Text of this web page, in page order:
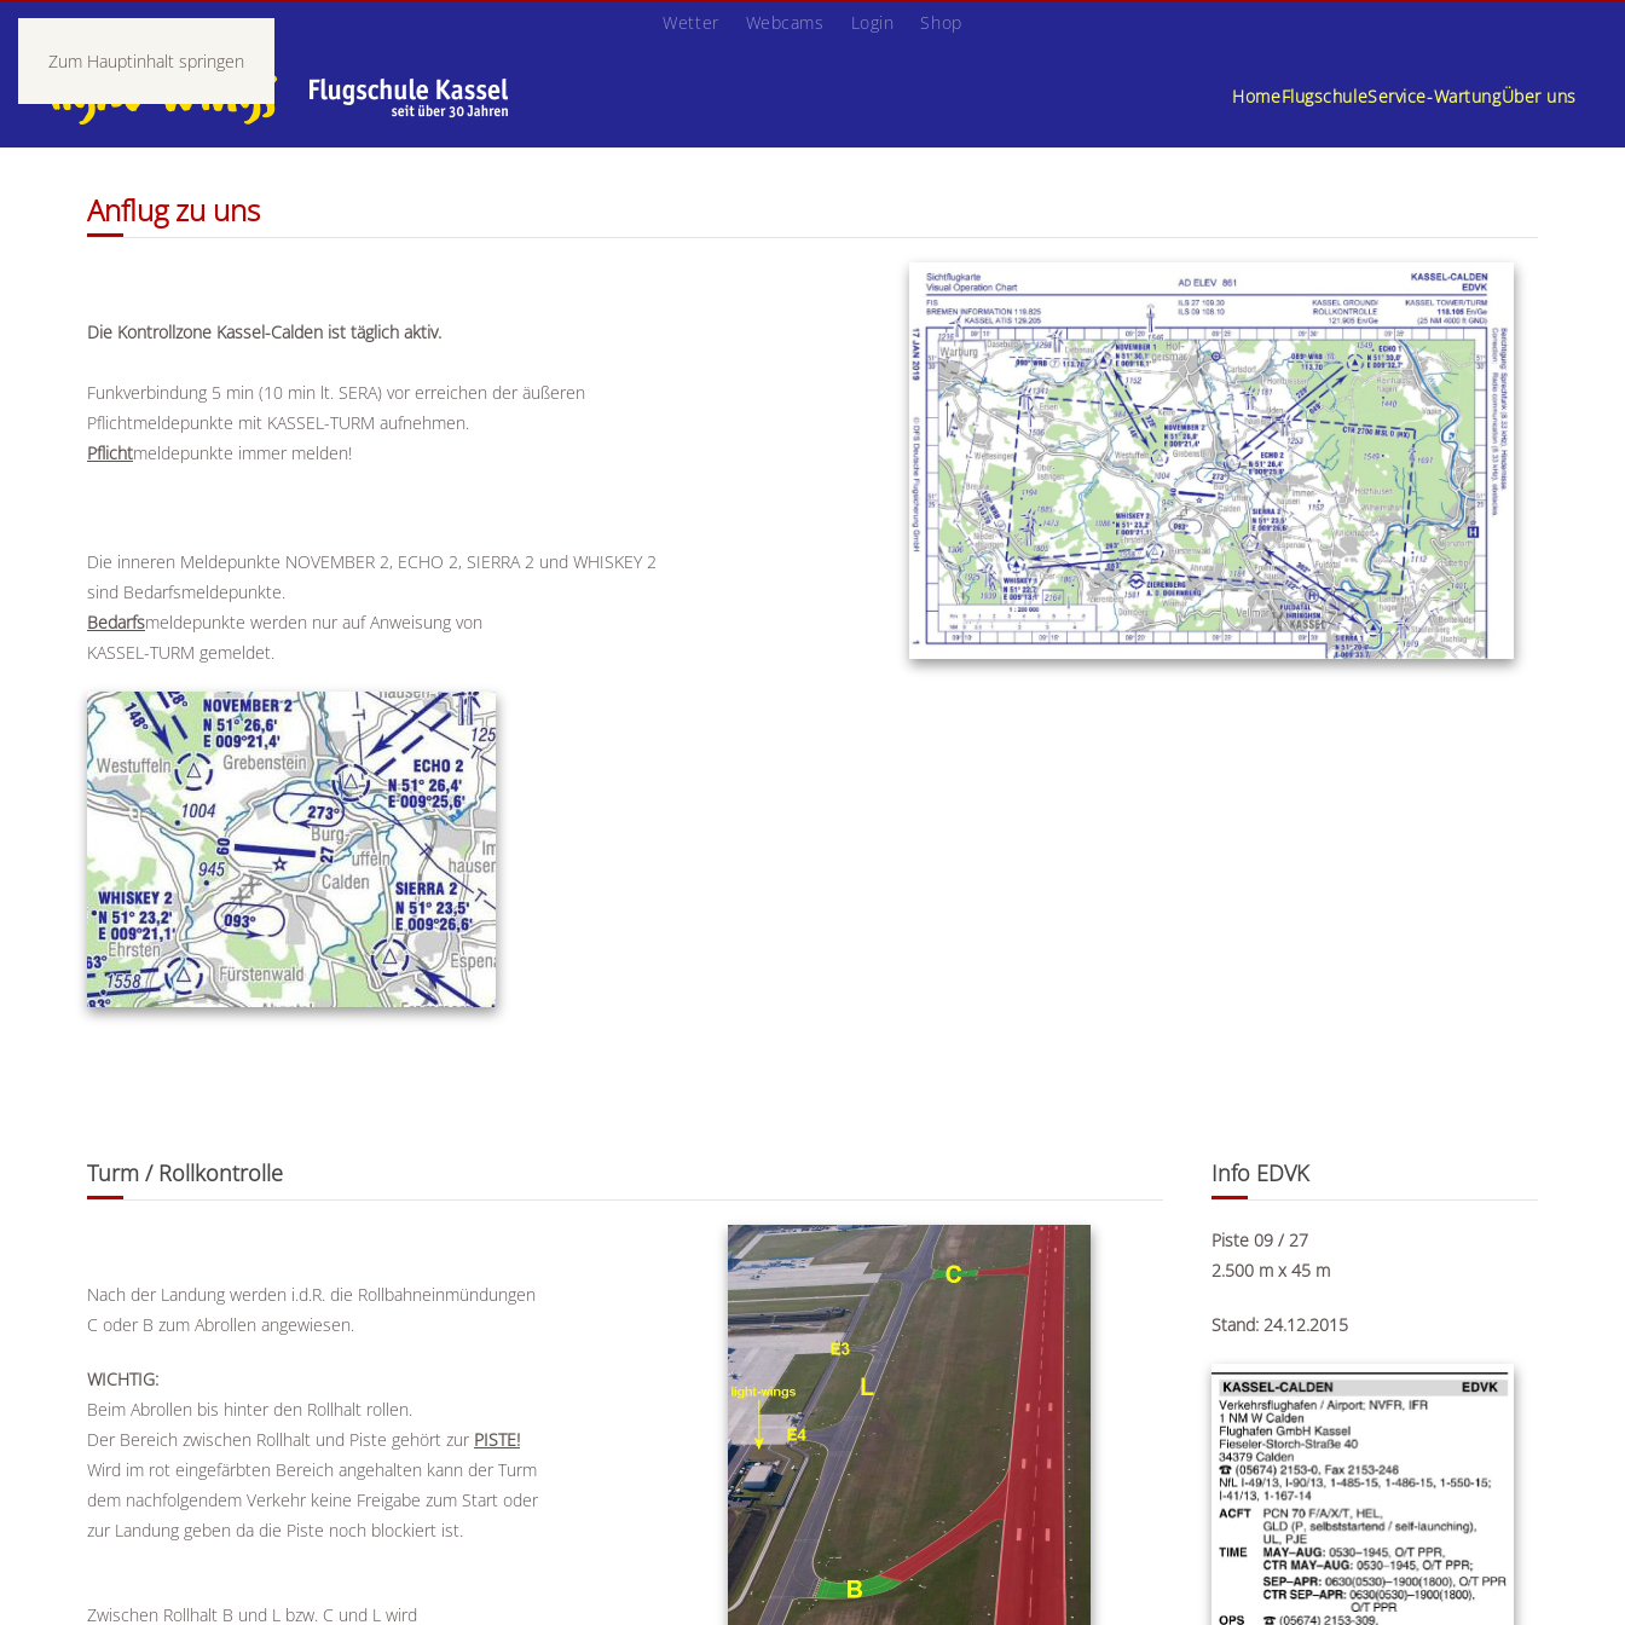
Zum Hauptinhalt springen
Wetter Webcams Login Shop
HomeFlugschuleService-WartungÜber uns
Anflug zu uns
Die Kontrollzone Kassel-Calden ist täglich aktiv.
Funkverbindung 5 min (10 min lt. SERA) vor erreichen der äußeren
Pflichtmeldepunkte mit KASSEL-TURM aufnehmen.
Pflichtmeldepunkte immer melden!
Die inneren Meldepunkte NOVEMBER 2, ECHO 2, SIERRA 2 und WHISKEY 2
sind Bedarfsmeldepunkte.
Bedarfsmeldepunkte werden nur auf Anweisung von
KASSEL-TURM gemeldet.
Turm / Rollkontrolle
Nach der Landung werden i.d.R. die Rollbahneinmündungen
C oder B zum Abrollen angewiesen.
WICHTIG:
Beim Abrollen bis hinter den Rollhalt rollen.
Der Bereich zwischen Rollhalt und Piste gehört zur PISTE!
Wird im rot eingefärbten Bereich angehalten kann der Turm
dem nachfolgendem Verkehr keine Freigabe zum Start oder
zur Landung geben da die Piste noch blockiert ist.
Zwischen Rollhalt B und L bzw. C und L wird
Info EDVK
Piste 09 / 27
2.500 m x 45 m
Stand: 24.12.2015